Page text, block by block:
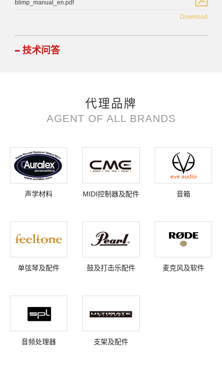
blimp_manual_en.pdf
Download
技术问答
代理品牌
AGENT OF ALL BRANDS
声学材料 MIDI控制器及配件 音箱
单弦琴及配件 鼓及打击乐配件 麦克风及软件
音频处理器 支架及配件